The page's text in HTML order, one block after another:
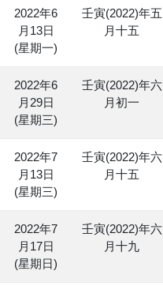
2022年6
月13日
(星期一)
壬寅(2022)年五
月十五
2022年6
月29日
(星期三)
壬寅(2022)年六
月初一
2022年7
月13日
(星期三)
壬寅(2022)年六
月十五
2022年7
月17日
(星期日)
壬寅(2022)年六
月十九